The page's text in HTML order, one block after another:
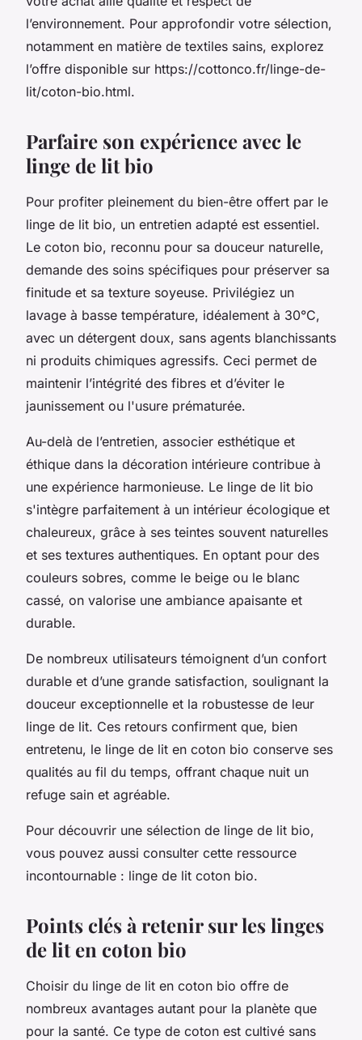
l’environnement. Pour approfondir votre sélection,
notamment en matière de textiles sains, explorez
l’offre disponible sur https://cottonco.fr/linge-de-
lit/coton-bio.html.
Parfaire son expérience avec le
linge de lit bio
Pour profiter pleinement du bien-être offert par le
linge de lit bio, un entretien adapté est essentiel.
Le coton bio, reconnu pour sa douceur naturelle,
demande des soins spécifiques pour préserver sa
finitude et sa texture soyeuse. Privilégiez un
lavage à basse température, idéalement à 30°C,
avec un détergent doux, sans agents blanchissants
ni produits chimiques agressifs. Ceci permet de
maintenir l’intégrité des fibres et d’éviter le
jaunissement ou l'usure prématurée.
Au-delà de l’entretien, associer esthétique et
éthique dans la décoration intérieure contribue à
une expérience harmonieuse. Le linge de lit bio
s'intègre parfaitement à un intérieur écologique et
chaleureux, grâce à ses teintes souvent naturelles
et ses textures authentiques. En optant pour des
couleurs sobres, comme le beige ou le blanc
cassé, on valorise une ambiance apaisante et
durable.
De nombreux utilisateurs témoignent d’un confort
durable et d’une grande satisfaction, soulignant la
douceur exceptionnelle et la robustesse de leur
linge de lit. Ces retours confirment que, bien
entretenu, le linge de lit en coton bio conserve ses
qualités au fil du temps, offrant chaque nuit un
refuge sain et agréable.
Pour découvrir une sélection de linge de lit bio,
vous pouvez aussi consulter cette ressource
incontournable : linge de lit coton bio.
Points clés à retenir sur les linges
de lit en coton bio
Choisir du linge de lit en coton bio offre de
nombreux avantages autant pour la planète que
pour la santé. Ce type de coton est cultivé sans